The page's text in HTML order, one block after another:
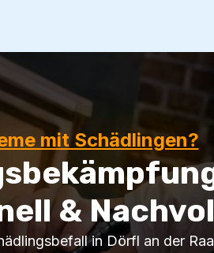
mit Schädlingen?
&
in Dörfl an der